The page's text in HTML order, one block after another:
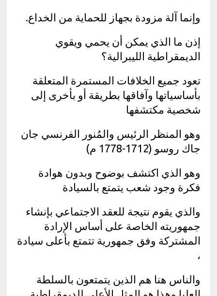
وإنما آلة مزودة بجهاز للحماية من الخداع.
إذن ما الذي يمكن أن يحمي ويقوي
الديمقراطية الليبرالية؟
تعود جميع الخلافات المستمرة المتعلقة
بأساسياتها وآفاقها بطريقة أو بأخرى إلى
شخصية مكتشفها
وهو المنظر الرئيس والمُنور الفرنسي جان
جاك روسو (1712-1778 م)
وهو الذي اكتشف بوضوح وبدون هوادة
فكرة وجود شعب يتمتع بالسيادة
والذي يقوم نتيجة للعقد الاجتماعي بإنشاء
جمهوريته الخاصة على أساس الإرادة
المشتركة وفق جمهورية تتمتع بأعلى سيادة
،
والناس هنا هم الذين يتمتعون بالسلطة